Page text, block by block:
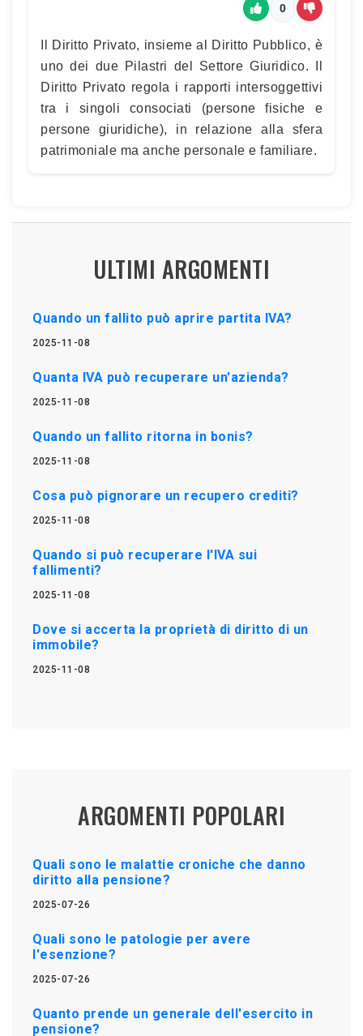
0
Il Diritto Privato, insieme al Diritto Pubblico, è
uno dei due Pilastri del Settore Giuridico. Il
Diritto Privato regola i rapporti intersoggettivi
tra i singoli consociati (persone fisiche e
persone giuridiche), in relazione alla sfera
patrimoniale ma anche personale e familiare.
ULTIMI ARGOMENTI
Quando un fallito può aprire partita IVA?
2025-11-08
Quanta IVA può recuperare un'azienda?
2025-11-08
Quando un fallito ritorna in bonis?
2025-11-08
Cosa può pignorare un recupero crediti?
2025-11-08
Quando si può recuperare l'IVA sui
fallimenti?
2025-11-08
Dove si accerta la proprietà di diritto di un
immobile?
2025-11-08
ARGOMENTI POPOLARI
Quali sono le malattie croniche che danno
diritto alla pensione?
2025-07-26
Quali sono le patologie per avere
l'esenzione?
2025-07-26
Quanto prende un generale dell'esercito in
pensione?